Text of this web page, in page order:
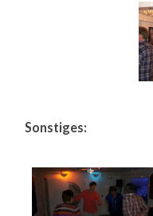
Sonstiges: